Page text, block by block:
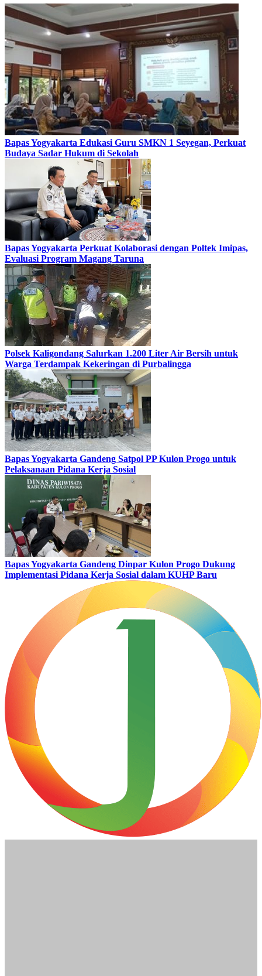
Bapas Yogyakarta Edukasi Guru SMKN 1 Seyegan, Perkuat
Budaya Sadar Hukum di Sekolah
Bapas Yogyakarta Perkuat Kolaborasi dengan Poltek Imipas,
Evaluasi Program Magang Taruna
Polsek Kaligondang Salurkan 1.200 Liter Air Bersih untuk
Warga Terdampak Kekeringan di Purbalingga
Bapas Yogyakarta Gandeng Satpol PP Kulon Progo untuk
Pelaksanaan Pidana Kerja Sosial
Bapas Yogyakarta Gandeng Dinpar Kulon Progo Dukung
Implementasi Pidana Kerja Sosial dalam KUHP Baru